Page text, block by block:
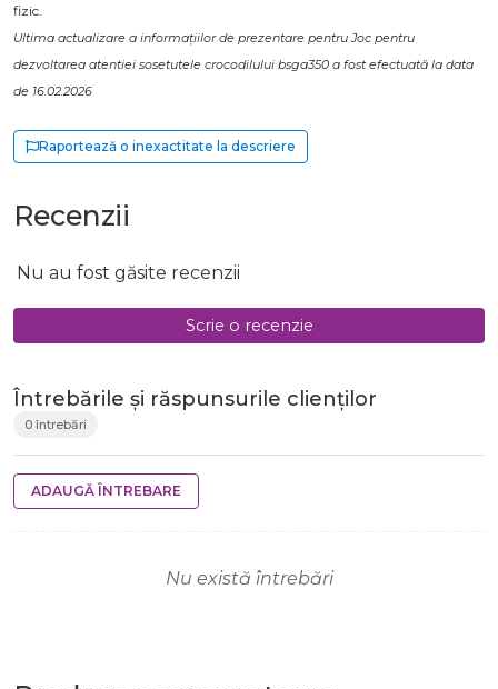
fizic.
Ultima actualizare a informațiilor de prezentare pentru Joc pentru
dezvoltarea atentiei sosetutele crocodilului bsga350 a fost efectuată la data
de 16.02.2026
Raportează o inexactitate la descriere
Recenzii
Nu au fost găsite recenzii
Scrie o recenzie
Întrebările și răspunsurile clienților
0 întrebări
ADAUGĂ ÎNTREBARE
Nu există întrebări